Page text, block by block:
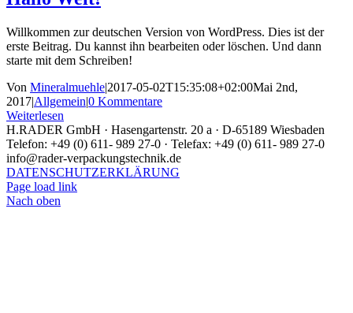
Willkommen zur deutschen Version von WordPress. Dies ist der
erste Beitrag. Du kannst ihn bearbeiten oder löschen. Und dann
starte mit dem Schreiben!
Von Mineralmuehle|2017-05-02T15:35:08+02:00Mai 2nd,
2017|Allgemein|0 Kommentare
Weiterlesen
H.RADER GmbH · Hasengartenstr. 20 a · D-65189 Wiesbaden
Telefon: +49 (0) 611- 989 27-0 · Telefax: +49 (0) 611- 989 27-0
info@rader-verpackungstechnik.de
DATENSCHUTZERKLÄRUNG
Page load link
Nach oben